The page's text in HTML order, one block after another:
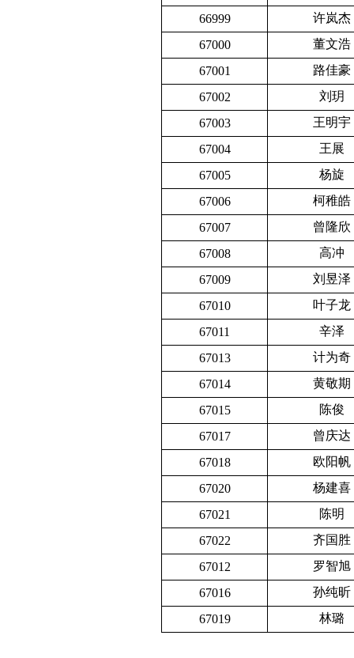
66999
许岚杰
67000
董文浩
67001
路佳豪
67002
刘玥
67003
王明宇
67004
王展
67005
杨旋
67006
柯稚皓
67007
曾隆欣
67008
高冲
67009
刘昱泽
67010
叶子龙
67011
辛泽
67013
计为奇
67014
黄敬期
67015
陈俊
67017
曾庆达
67018
欧阳帆
67020
杨建喜
67021
陈明
67022
齐国胜
67012
罗智旭
67016
孙纯昕
67019
林璐